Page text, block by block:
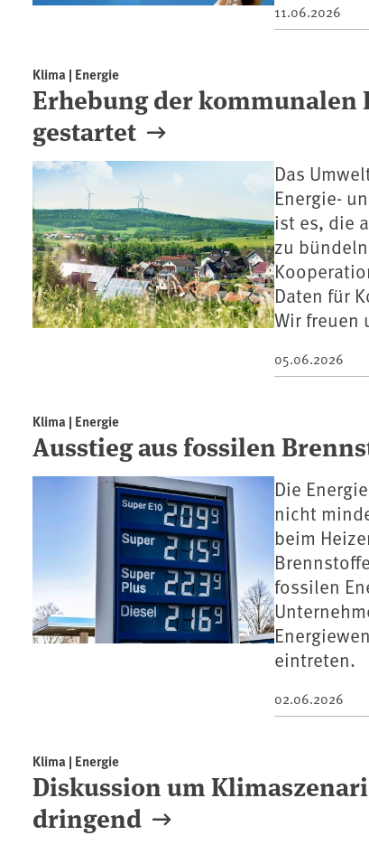
11.06.2026
Klima | Energie
Erhebung der kommunalen
gestartet
Das
Energie-
ist es, die
zu
Daten für
Wir freuen
05.06.2026
Klima | Energie
Ausstieg aus fossilen
Die
nicht
beim
fossilen
eintreten.
02.06.2026
Klima | Energie
Diskussion um
dringend